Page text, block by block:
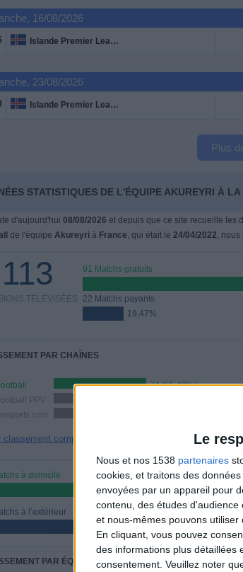
Le
Nous et nos 1538 partenaires
cookies, et traitons des
envoyées par un appareil pour
contenu, des études d'audience
et nous-mêmes pouvons utiliser
En cliquant, vous pouvez
des informations plus détaillées
consentement. Veuillez noter
16/08/2026
Islande Premier League
23/08/2026
Islande Premier League
Plus
STATISTIQUES DE L'ÉQUIPE AKUREYRI À
d'aujourd'hui 08/08/2026 et depuis que ce site recueille les
de l'équipe Akureyri à France, qui était le 24/04/2022, nous
113
TÉLÉVISÉES
91 Matchs gratuits
22 Matchs payants
19,47%
PAR CHAÎNES
74 (65,49%)
PPV
classement complet
à domicile
50,44%
à l’extérieur
PAR ÉQUIPES